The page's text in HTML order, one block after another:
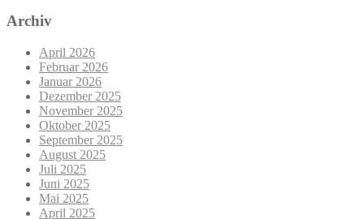
Archiv
April 2026
Februar 2026
Januar 2026
Dezember 2025
November 2025
Oktober 2025
September 2025
August 2025
Juli 2025
Juni 2025
Mai 2025
April 2025